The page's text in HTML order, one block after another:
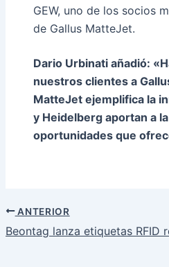
GEW, uno de los socios
de Gallus MatteJet.
Dario Urbinati añadió:
nuestros clientes a
MatteJet ejemplifica la
y Heidelberg aportan a
oportunidades que
Navegación
de
ANTERIOR
Beontag lanza etiquetas RFID